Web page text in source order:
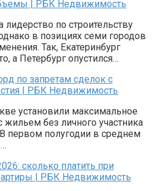
| РБК Недвижимость
лидерство по строительству
в позициях семи городов
Так, Екатеринбург
а Петербург опустился…
по запретам сделок с
| РБК Недвижимость
установили максимальное
жильем без личного участника
первом полугодии в среднем
сколько платить при
| РБК Недвижимость